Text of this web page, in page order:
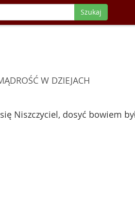
Szukaj
W DZIEJACH
Niszczyciel, dosyć bowiem